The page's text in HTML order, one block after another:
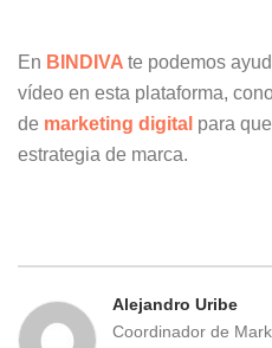
En BINDIVA te podemos
vídeo en esta plataforma,
de marketing digital para
estrategia de marca.
Alejandro Uribe
Coordinador de